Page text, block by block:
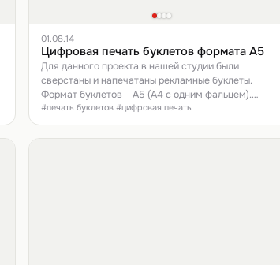
01.08.14
Цифровая печать буклетов формата А5
Для данного проекта в нашей студии были
сверстаны и напечатаны рекламные буклеты.
Формат буклетов – А5 (А4 с одним фальцем).
Печать – цифровая, на плотной мелованной бумаге
350 г/м2.
#печать буклетов #цифровая печать